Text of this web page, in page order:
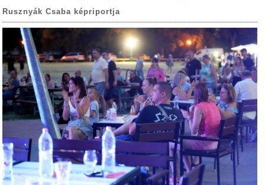
Rusznyák Csaba képriportja